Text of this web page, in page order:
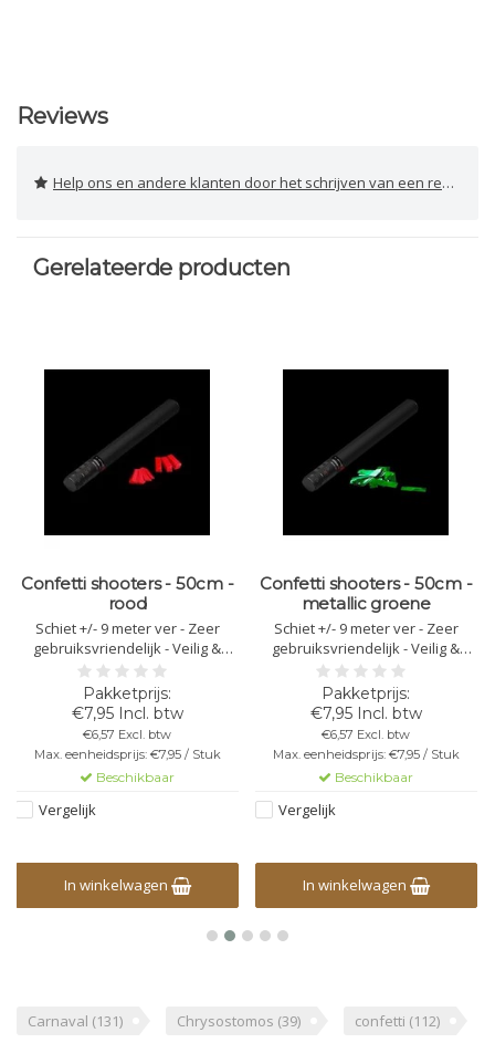
Reviews
Help ons en andere klanten door het schrijven van een review
Gerelateerde producten
Confetti shooters - 50cm -
rood
Schiet +/- 9 meter ver - Zeer
gebruiksvriendelijk - Veilig &
brandvertragende - Lengte van
op: Richt het confetti kanon nooit
op anderen!
€7,95 Incl. btw
€6,57 Excl. btw
Max. eenheidsprijs: €7,95 / Stuk
Beschikbaar
Vergelijk
In winkelwagen
Confetti shooters - 50cm -
metallic groene
Schiet +/- 9 meter ver - Zeer
gebruiksvriendelijk - Veilig &
brandvertragende - Lengte van
confetti - Let op: Richt het confetti
kanon nooit op anderen!
€7,95 Incl. btw
€6,57 Excl. btw
Max. eenheidsprijs: €7,95 / Stuk
Beschikbaar
Vergelijk
In winkelwagen
Carnaval (131) Chrysostomos (39) confetti (112)